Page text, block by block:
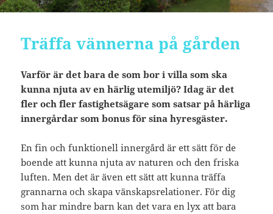
Träffa vännerna på gården
Varför är det bara de som bor i villa som ska
kunna njuta av en härlig utemiljö? Idag är det
fler och fler fastighetsägare som satsar på härliga
innergårdar som bonus för sina hyresgäster.
En fin och funktionell innergård är ett sätt för de
boende att kunna njuta av naturen och den friska
luften. Men det är även ett sätt att kunna träffa
grannarna och skapa vänskapsrelationer. För dig
som har mindre barn kan det vara en lyx att bara